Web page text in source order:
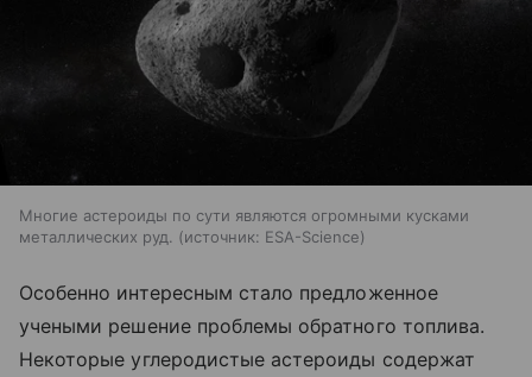
Многие астероиды по сути являются огромными кусками
металлических руд.
источник: ESA-Science
Особенно интересным стало предложенное
учеными решение проблемы обратного топлива.
Некоторые углеродистые астероиды содержат